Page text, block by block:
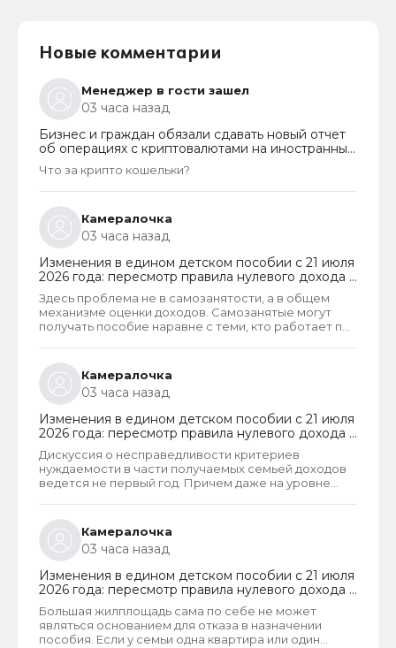
Новые комментарии
Менеджер в гости зашел
03 часа назад
Бизнес и граждан обязали сдавать новый отчет
об операциях с криптовалютами на иностранных
платформах
Что за крипто кошельки?
Камералочка
03 часа назад
Изменения в едином детском пособии с 21 июля
2026 года: пересмотр правила нулевого дохода и
новый порядок оформления пособий по месту
пребывания
Здесь проблема не в самозанятости, а в общем
механизме оценки доходов. Самозанятые могут
получать пособие наравне с теми, кто работает по
критерию нуждаемости. Согласно данному
критерию, их среднедушевой доход не должен
превышать прожиточный минимум на каждого
члена семьи. И если доход заявителя хотя бы на 1
рубль превысит установленный предел, то в
пособии отказывают, что конечно же
несправедливо.
Камералочка
03 часа назад
Изменения в едином детском пособии с 21 июля
2026 года: пересмотр правила нулевого дохода и
новый порядок оформления пособий по месту
пребывания
Дискуссия о несправедливости критериев
нуждаемости в части получаемых семьей доходов
ведется не первый год. Причем даже на уровне
пересмотреть. В начале года данные критерии
действительно пересмотрели. Но сделали это
только для многодетных семей. Теперь при
незначительном превышении доходов таких семей
показателей прожиточного минимума пособие они
все равно получают. Но других семей это не
коснулось.
Камералочка
03 часа назад
Изменения в едином детском пособии с 21 июля
2026 года: пересмотр правила нулевого дохода и
новый порядок оформления пособий по месту
пребывания
Большая жилплощадь сама по себе не может
являться основанием для отказа в назначении
пособия. Если у семьи одна квартира или один